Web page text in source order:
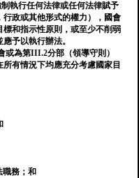
執行任何法律或任何法律賦予
政或其他形式的權力），國會
和指示性原則，或至少不削弱
予以執行辦法。
或為第III.2分部（領導守則）
有情況下均應充分考慮國家目
職務；和